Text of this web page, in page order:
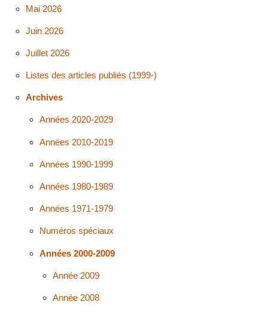
Mai 2026
Juin 2026
Juillet 2026
Listes des articles publiés (1999-)
Archives
Années 2020-2029
Années 2010-2019
Années 1990-1999
Années 1980-1989
Années 1971-1979
Numéros spéciaux
Années 2000-2009
Année 2009
Année 2008